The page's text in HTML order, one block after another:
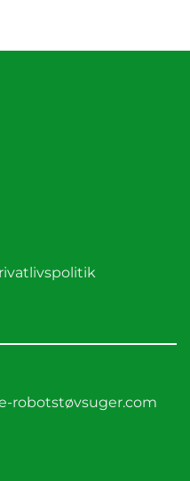
robotstøvsuger.com